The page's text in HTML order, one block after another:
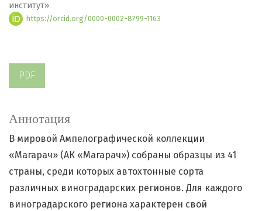
институт»
https://orcid.org/0000-0002-8799-1163
PDF
Аннотация
В мировой Ампелографической коллекции
«Магарач» (АК «Магарач») собраны образцы из 41
страны, среди которых автохтонные сорта
различных виноградарских регионов. Для каждого
виноградарского региона характерен свой